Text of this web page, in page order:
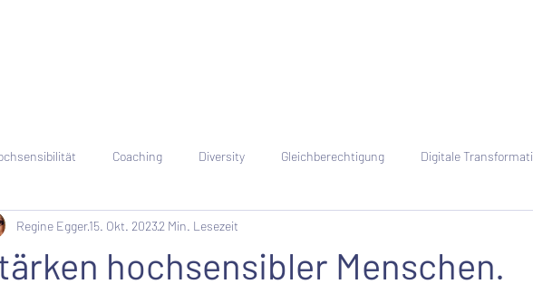
Coaching Diversity Gleichberechtigung Digitale
hochsensibler Menschen.
Regine Egger15. Okt. 20232 Min. Lesezeit